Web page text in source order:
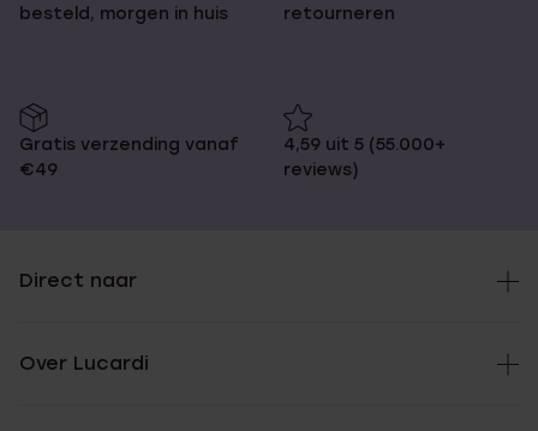
besteld, morgen in huis
retourneren
Gratis verzending vanaf
€49
4,59 uit 5 (55.000+
reviews)
Direct naar
Over Lucardi